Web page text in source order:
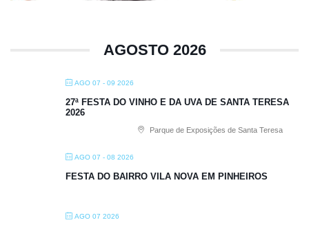
AGOSTO 2026
AGO 07 - 09 2026
27ª FESTA DO VINHO E DA UVA DE SANTA TERESA
2026
Parque de Exposições de Santa Teresa
AGO 07 - 08 2026
FESTA DO BAIRRO VILA NOVA EM PINHEIROS
AGO 07 2026